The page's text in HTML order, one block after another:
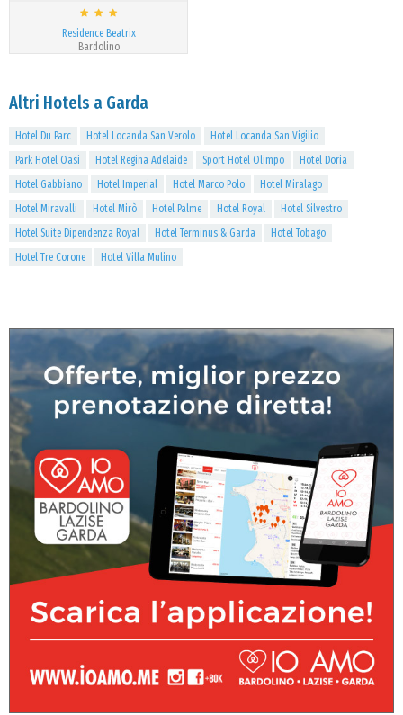
Residence Beatrix
Bardolino
Altri Hotels a Garda
Hotel Du Parc Hotel Locanda San Verolo
Hotel Locanda San Vigilio
Park Hotel Oasi
Hotel Regina Adelaide Sport Hotel Olimpo
Hotel Doria
Hotel Gabbiano
Hotel Imperial Hotel Marco Polo
Hotel Miralago
Hotel Miravalli
Hotel Mirò Hotel Palme Hotel Royal
Hotel Silvestro
Hotel Suite Dipendenza Royal
Hotel Terminus & Garda
Hotel Tobago
Hotel Tre Corone
Hotel Villa Mulino